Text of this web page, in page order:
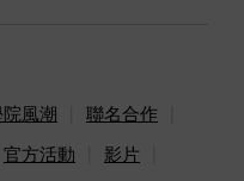
風潮
聯名合作
官方活動
影片